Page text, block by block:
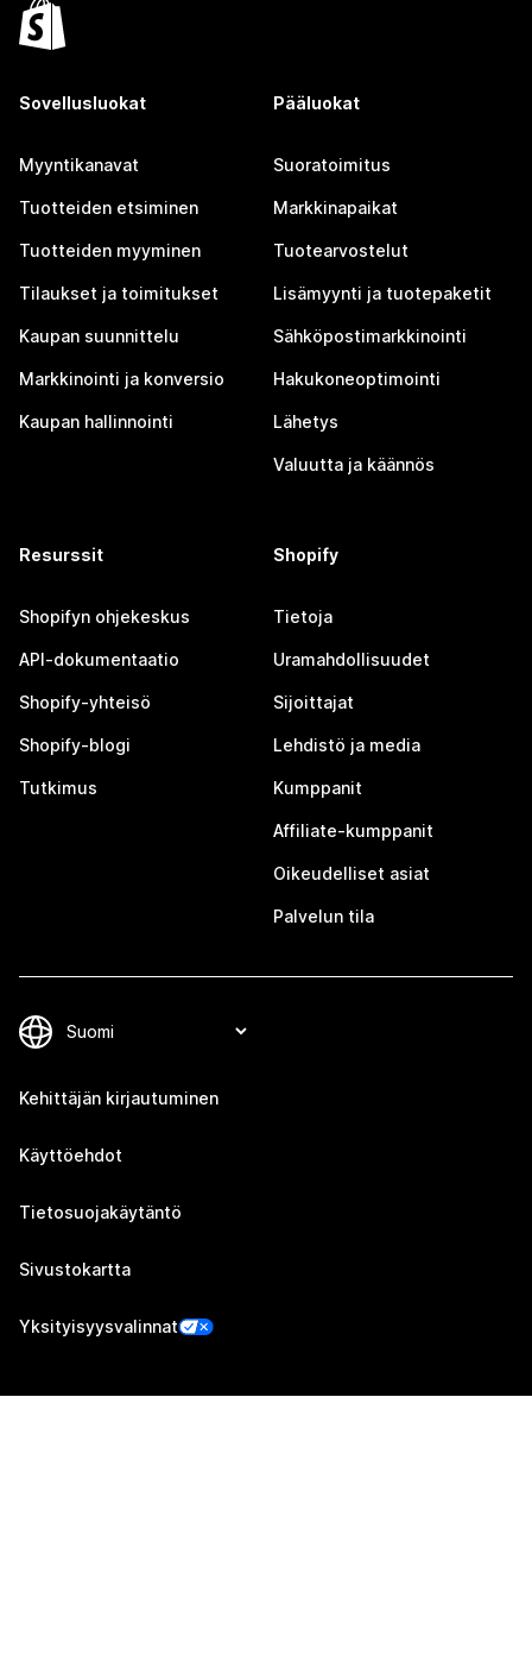
Sovellusluokat
Myyntikanavat
Tuotteiden etsiminen
Tuotteiden myyminen
Tilaukset ja toimitukset
Kaupan suunnittelu
Markkinointi ja konversio
Kaupan hallinnointi
Pääluokat
Suoratoimitus
Markkinapaikat
Tuotearvostelut
Lisämyynti ja tuotepaketit
Sähköpostimarkkinointi
Hakukoneoptimointi
Lähetys
Valuutta ja käännös
Resurssit
Shopifyn ohjekeskus
API-dokumentaatio
Shopify-yhteisö
Shopify-blogi
Tutkimus
Shopify
Tietoja
Uramahdollisuudet
Sijoittajat
Lehdistö ja media
Kumppanit
Affiliate-kumppanit
Oikeudelliset asiat
Palvelun tila
Kehittäjän kirjautuminen
Käyttöehdot
Tietosuojakäytäntö
Sivustokartta
Yksityisyysvalinnat